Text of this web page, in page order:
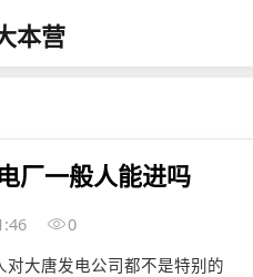
本营
厂一般人能进吗
0
大唐发电公司都不是特别的